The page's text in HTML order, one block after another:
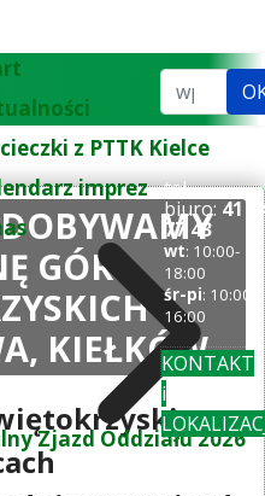
z PTTK Kielce
imprez
Zjazd Oddziału 2026
Szukaj...
tel.
biuro: 41
77 43
wt: 10:00-
18:00
śr-pi: 10:00-
16:00
KONTAKT
i
GÓR
-
KIEŁKÓW
w